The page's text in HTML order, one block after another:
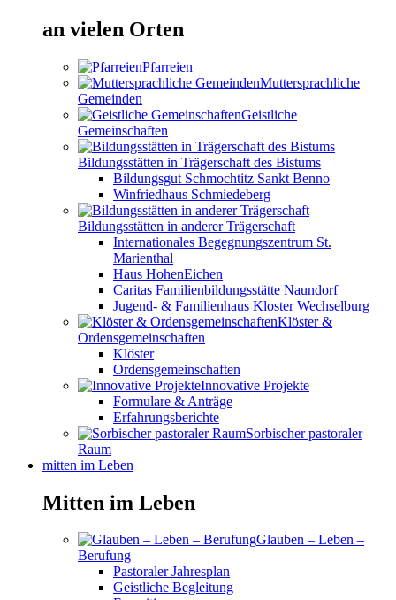
an vielen Orten
Pfarreien
Muttersprachliche
Gemeinden
Geistliche
Gemeinschaften
Bildungsstätten in Trägerschaft des Bistums
Bildungsgut Schmochtitz Sankt Benno
Winfriedhaus Schmiedeberg
Bildungsstätten in anderer Trägerschaft
Internationales Begegnungszentrum St.
Marienthal
Haus HohenEichen
Caritas Familienbildungsstätte Naundorf
Jugend- & Familienhaus Kloster Wechselburg
Klöster &
Ordensgemeinschaften
Klöster
Ordensgemeinschaften
Innovative Projekte
Formulare & Anträge
Erfahrungsberichte
Sorbischer pastoraler
Raum
mitten im Leben
Mitten im Leben
Glauben – Leben –
Berufung
Pastoraler Jahresplan
Geistliche Begleitung